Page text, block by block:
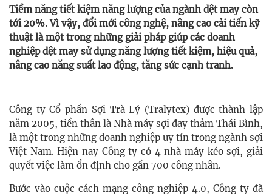
Tiềm năng tiết kiệm năng lượng của ngành dệt may còn
tới 20%. Vì vậy, đổi mới công nghệ, nâng cao cải tiến kỹ
thuật là một trong những giải pháp giúp các doanh
nghiệp dệt may sử dụng năng lượng tiết kiệm, hiệu quả,
nâng cao năng suất lao động, tăng sức cạnh tranh.
Công ty Cổ phần Sợi Trà Lý (Tralytex) được thành lập
năm 2005, tiền thân là Nhà máy sợi đay thảm Thái Bình,
là một trong những doanh nghiệp uy tín trong ngành sợi
Việt Nam. Hiện nay Công ty có 4 nhà máy kéo sợi, giải
quyết việc làm ổn định cho gần 700 công nhân.
Bước vào cuộc cách mạng công nghiệp 4.0, Công ty đã